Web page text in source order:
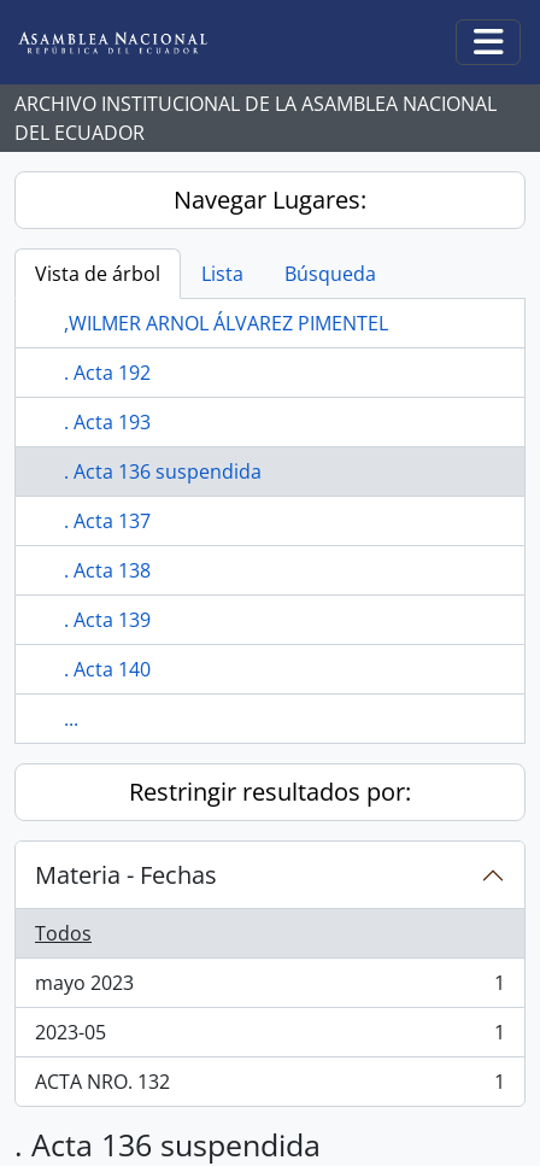
ARCHIVO INSTITUCIONAL DE LA ASAMBLEA NACIONAL
DEL ECUADOR
Navegar Lugares:
Vista de árbol Lista
Búsqueda
,WILMER ARNOL ÁLVAREZ PIMENTEL
. Acta 192
. Acta 193
. Acta 136 suspendida
. Acta 137
. Acta 138
. Acta 139
. Acta 140
...
Restringir resultados por:
Materia - Fechas
Todos
mayo 2023
, 1 resultados
1
2023-05
, 1 resultados
1
ACTA NRO. 132
, 1 resultados 1
. Acta 136 suspendida